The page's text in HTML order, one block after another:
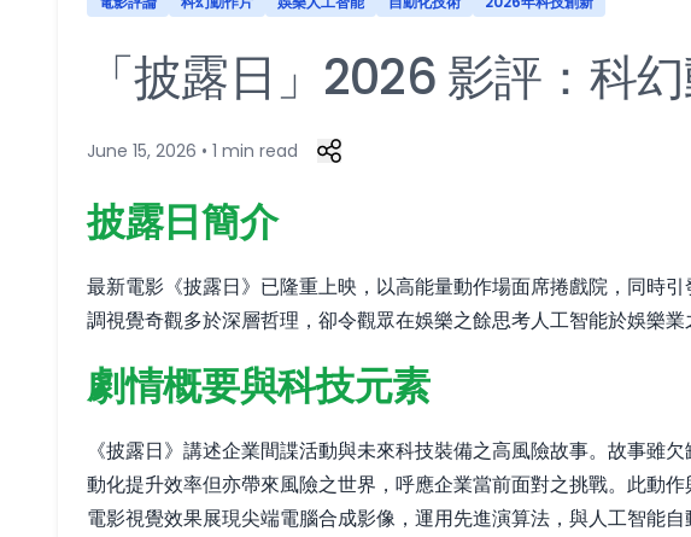
「披露日」2026 影評：科
June 15, 2026 • 1 min read
披露日簡介
最新電影《披露日》已隆重上映，以高能量動作場面席捲戲院，同時
調視覺奇觀多於深層哲理，卻令觀眾在娛樂之餘思考人工智能於娛樂
劇情概要與科技元素
《披露日》講述企業間諜活動與未來科技裝備之高風險故事。故事雖
動化提升效率但亦帶來風險之世界，呼應企業當前面對之挑戰。此動作
電影視覺效果展現尖端電腦合成影像，運用先進演算法，與人工智能